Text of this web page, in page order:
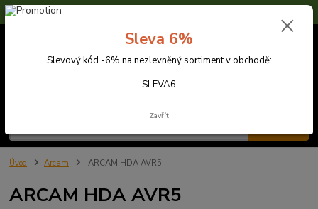
Sleva 6% na nezlevněné zboží s kódem SLEVA6
Úvod Arcam ARCAM HDA AVR5
ARCAM HDA AVR5
Sleva 6%
Slevový kód -6% na nezlevněný sortiment v obchodě:
SLEVA6
Zavřít